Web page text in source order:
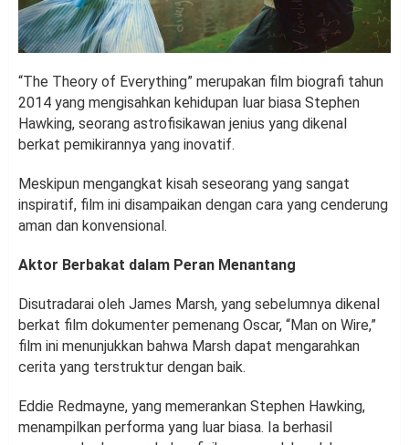
“The Theory of Everything” merupakan film biografi tahun
2014 yang mengisahkan kehidupan luar biasa Stephen
Hawking, seorang astrofisikawan jenius yang dikenal
berkat pemikirannya yang inovatif.
Meskipun mengangkat kisah seseorang yang sangat
inspiratif, film ini disampaikan dengan cara yang cenderung
aman dan konvensional.
Aktor Berbakat dalam Peran Menantang
Disutradarai oleh James Marsh, yang sebelumnya dikenal
berkat film dokumenter pemenang Oscar, “Man on Wire,”
film ini menunjukkan bahwa Marsh dapat mengarahkan
cerita yang terstruktur dengan baik.
Eddie Redmayne, yang memerankan Stephen Hawking,
menampilkan performa yang luar biasa. Ia berhasil